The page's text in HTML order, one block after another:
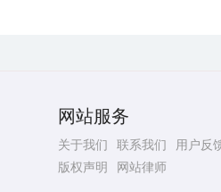
网站服务
关于我们 联系我们
用户反
版权声明
网站律师